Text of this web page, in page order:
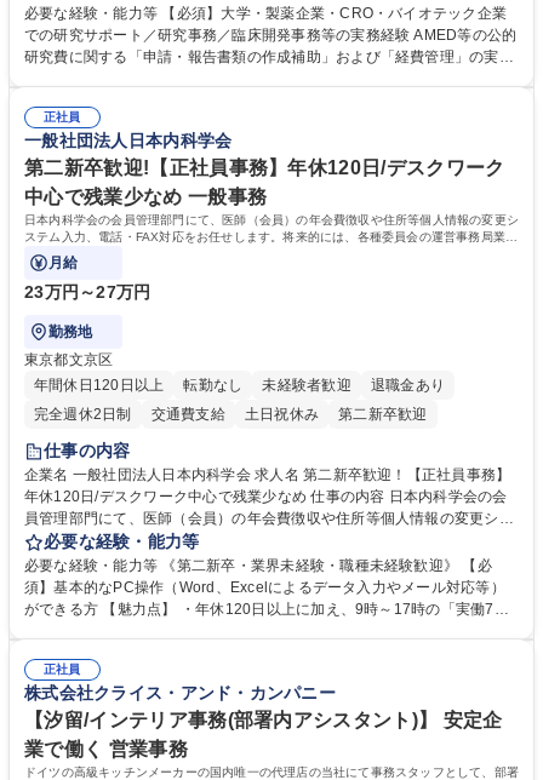
す。 ■見積取得、発注、検収、請求処理等の事務手続き ■委託先との定例
会議の調整・アジェンダ準備・議事録作成 ■研究報告書、試験関連資料、
SOP等の整備・版管理・保管 ■研究開発の進捗・タイムライン・予算執行
集職種 研究事務【フルリモート・時短勤務可】
必要な経験・能力等 【必須】大学・製薬企業・CRO・バイオテック企業
での研究サポート／研究事務／臨床開発事務等の実務経験 AMED等の公的
研究費に関する「申請・報告書類の作成補助」および「経費管理」の実務
き方について】フルリモートやハイブリッド勤務、時短勤務など個々のラ
イフスタイルに応じた柔軟な働き方が可能です。育児や介護との両立も応
援します。 学歴・資格 学歴：大学院 大学 語学力： 資格：
正社員
一般社団法人日本内科学会
第二新卒歓迎!【正社員事務】年休120日/デスクワーク
中心で残業少なめ 一般事務
日本内科学会の会員管理部門にて、医師（会員）の年会費徴収や住所等個人情報の変更シ
ステム入力、電話・FAX対応をお任せします。将来的には、各種委員会の運営事務局業務
などにも幅広く携わっていただきます。
月給
23万円～27万円
勤務地
東京都文京区
年間休日120日以上
転勤なし 未経験者歓迎
退職金あり
完全週休2日制
交通費支給 土日祝休み 第二新卒歓迎
仕事の内容
企業名 一般社団法人日本内科学会 求人名 第二新卒歓迎！【正社員事務】
年休120日/デスクワーク中心で残業少なめ 仕事の内容 日本内科学会の会
員管理部門にて、医師（会員）の年会費徴収や住所等個人情報の変更シス
テム入力、電話・FAX対応をお任せします。将来的には、各種委員会の運
営事務局業務などにも幅広く携わっていただきます。 【会員管理・データ
入力業務】 ・医師（会員）の住所変更、個人情報のシステム登録・更新
・年会費の徴収管理や入金データの照合確認 【問い合わせ対応】 ・会員
年休120日/デスクワーク中心で残業少なめ
必要な経験・能力等
必要な経験・能力等 《第二新卒・業界未経験・職種未経験歓迎》 【必
須】基本的なPC操作（Word、Excelによるデータ入力やメール対応等）
ができる方 【魅力点】 ・年休120日以上に加え、9時～17時の「実働7時
整、資料作成、当日の運営サポート 学歴・資格 学歴：大学院 大学 語学
力： 資格：
正社員
株式会社クライス・アンド・カンパニー
【汐留/インテリア事務(部署内アシスタント)】 安定企
業で働く 営業事務
ドイツの高級キッチンメーカーの国内唯一の代理店の当社にて事務スタッフとして、部署